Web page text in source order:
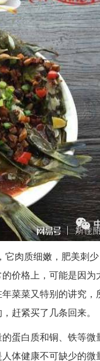
肉质细嫩，肥美刺
价格上，可能是因
菜菜又特别的讲究
赶紧买了几条回来。
蛋白质和铜、铁等
体健康不可缺少的